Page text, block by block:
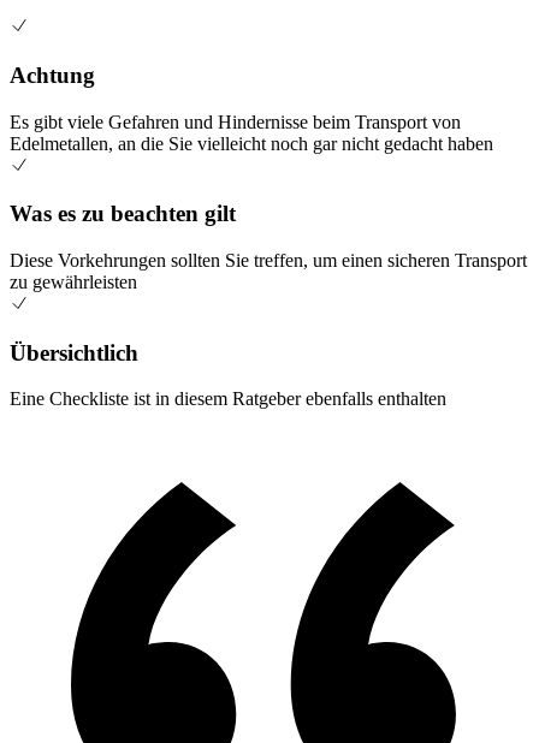
Achtung
Es gibt viele Gefahren und Hindernisse beim Transport von
Edelmetallen, an die Sie vielleicht noch gar nicht gedacht haben
Was es zu beachten gilt
Diese Vorkehrungen sollten Sie treffen, um einen sicheren Transport
zu gewährleisten
Übersichtlich
Eine Checkliste ist in diesem Ratgeber ebenfalls enthalten